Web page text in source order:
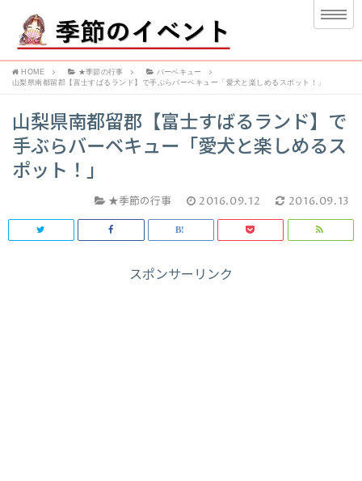
HOME ★季節の行事
バーベキュー
山梨県南都留郡【富士すばるランド】で手ぶらバーベキュー「愛犬と楽しめるスポット！」
山梨県南都留郡【富士すばるランド】で
手ぶらバーベキュー「愛犬と楽しめるス
ポット！」
★季節の行事 2016.09.12 2016.09.13
スポンサーリンク